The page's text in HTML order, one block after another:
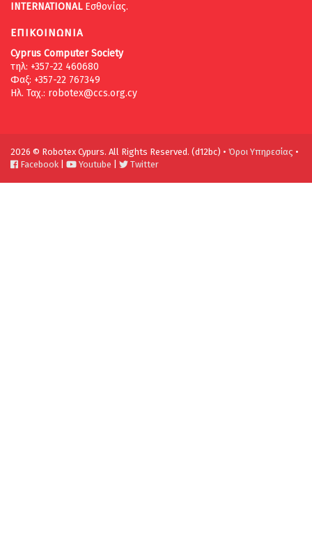
INTERNATIONAL Εσθονίας.
ΕΠΙΚΟΙΝΩΝΙΑ
Cyprus Computer Society
τηλ: +357-22 460680
Φαξ: +357-22 767349
Ηλ. Ταχ.: robotex@ccs.org.cy
2026 © Robotex Cypurs. All Rights Reserved. (d12bc) • Όροι Υπηρεσίας •
Facebook | Youtube Twitter